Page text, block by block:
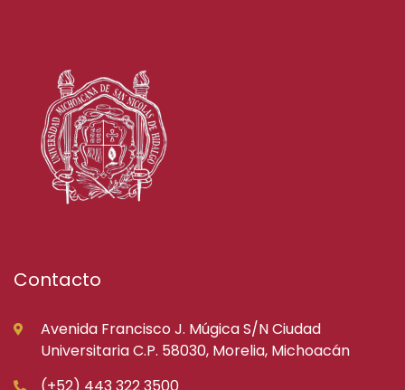
Contacto
Avenida Francisco J. Múgica S/N Ciudad
Universitaria C.P. 58030, Morelia, Michoacán
(+52) 443 322 3500